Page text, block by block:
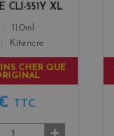
CLI-551Y XL
11.0ml
Kitencre
CHER QUE
TTC